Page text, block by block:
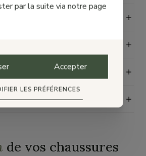
de durabilité
et retours
de vos chaussures
par la suite via notre page
Accepter
LES PRÉFÉRENCES